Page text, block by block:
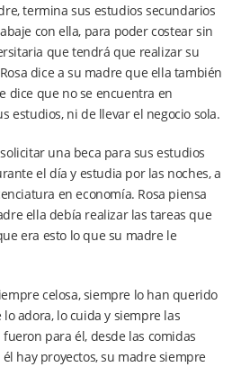
termina sus estudios secundarios
con ella, para poder costear sin
que tendrá que realizar su
dice a su madre que ella también
dice que no se encuentra en
estudios, ni de llevar el negocio sola.
una beca para sus estudios
el día y estudia por las noches, a
en economía. Rosa piensa
ella debía realizar las tareas que
era esto lo que su madre le
celosa, siempre lo han querido
adora, lo cuida y siempre las
para él, desde las comidas
hay proyectos, su madre siempre